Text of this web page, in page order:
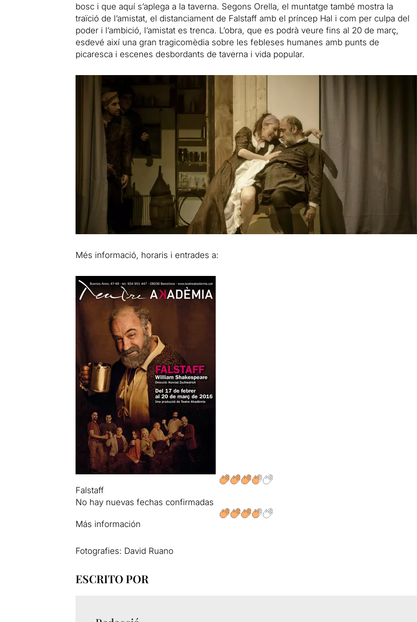
bosc i que aquí s’aplega a la taverna. Segons Orella, el muntatge també mostra la
traïció de l’amistat, el distanciament de Falstaff amb el príncep Hal i com per culpa del
poder i l’ambició, l’amistat es trenca. L’obra, que es podrà veure fins al 20 de març,
esdevé així una gran tragicomèdia sobre les febleses humanes amb punts de
picaresca i escenes desbordants de taverna i vida popular.
Més informació, horaris i entrades a:
Falstaff
No hay nuevas fechas confirmadas
Más información
Fotografies: David Ruano
ESCRITO POR